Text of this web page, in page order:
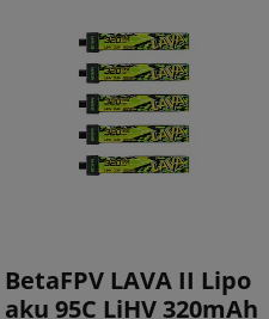
BetaFPV LAVA II Lipo
aku 95C LiHV 320mAh